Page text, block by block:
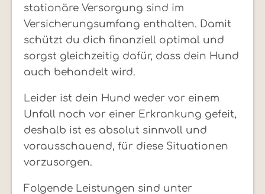
stationäre Versorgung sind im
Versicherungsumfang enthalten. Damit
schützt du dich finanziell optimal und
sorgst gleichzeitig dafür, dass dein Hund
auch behandelt wird.
Leider ist dein Hund weder vor einem
Unfall noch vor einer Erkrankung gefeit,
deshalb ist es absolut sinnvoll und
vorausschauend, für diese Situationen
vorzusorgen.
Folgende Leistungen sind unter